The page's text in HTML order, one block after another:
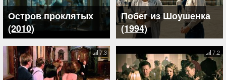
Остров проклятых
(2010)
Побег из Шоушенка
(1994)
7.3 7.2